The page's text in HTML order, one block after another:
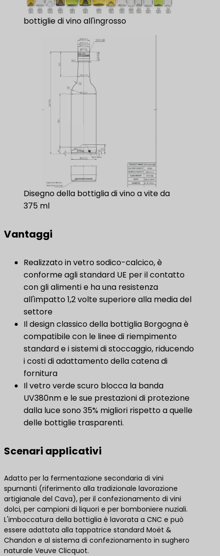
bottiglie di vino all'ingrosso
Disegno della bottiglia di vino a vite da
375 ml
Vantaggi
Realizzato in vetro sodico-calcico, è
conforme agli standard UE per il contatto
con gli alimenti e ha una resistenza
all'impatto 1,2 volte superiore alla media del
settore
Il design classico della bottiglia Borgogna è
compatibile con le linee di riempimento
standard e i sistemi di stoccaggio, riducendo
i costi di adattamento della catena di
fornitura
Il vetro verde scuro blocca la banda
UV380nm e le sue prestazioni di protezione
dalla luce sono 35% migliori rispetto a quelle
delle bottiglie trasparenti.
Scenari applicativi
Adatto per la fermentazione secondaria di vini
spumanti (riferimento alla tradizionale lavorazione
artigianale del Cava), per il confezionamento di vini
dolci, per campioni di liquori e per bomboniere nuziali.
L'imboccatura della bottiglia è lavorata a CNC e può
essere adattata alla tappatrice standard Moët &
Chandon e al sistema di confezionamento in sughero
naturale Veuve Clicquot.